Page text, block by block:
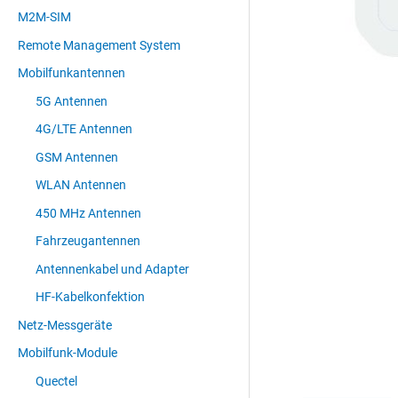
M2M-SIM
Remote Management System
Mobilfunkantennen
5G Antennen
4G/LTE Antennen
GSM Antennen
WLAN Antennen
450 MHz Antennen
Fahrzeugantennen
Antennenkabel und Adapter
HF-Kabelkonfektion
Netz-Messgeräte
Mobilfunk-Module
Quectel